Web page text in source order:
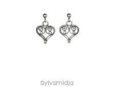
Sylvsmidja